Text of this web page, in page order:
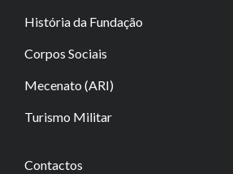
História da Fundação
Corpos Sociais
Mecenato (ARI)
Turismo Militar
Contactos